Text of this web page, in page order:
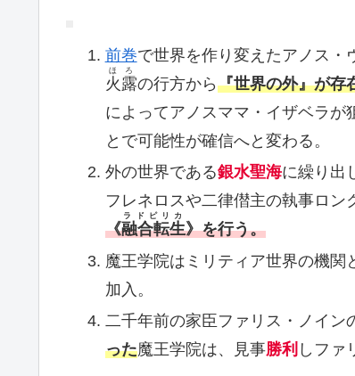
前巻で世界を作り変えたアノス・
火露
ほろ
の行方から『世界の外』が存
によってアノスママ・イザベラが
とで可能性が確信へと変わる。
外の世界である銀水聖海に繰り出
フレネロスや二律僣主の執事ロン
《融合転生
ラドピリカ
》を行う。
魔王学院はミリティア世界の機
加入。
二千年前の家臣ファリス・ノイン
った魔王学院は、見事勝利 しファ